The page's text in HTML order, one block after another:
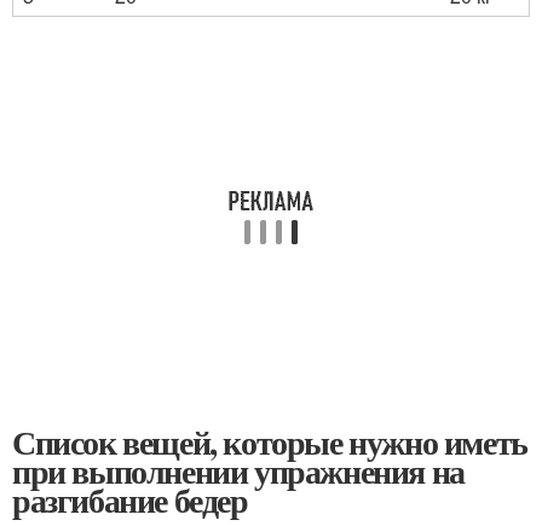
Список вещей, которые нужно иметь
при выполнении упражнения на
разгибание бедер